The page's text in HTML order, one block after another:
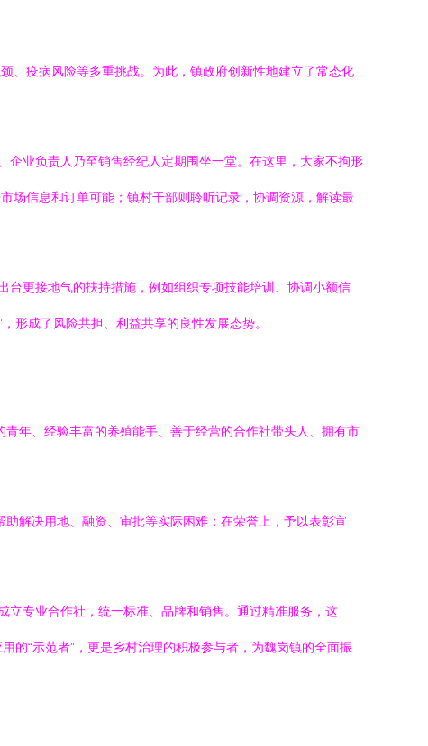
、疫病风险等多重挑战。为此，镇政府创新性地建立了常态化
企业负责人乃至销售经纪人定期围坐一堂。在这里，大家不拘形
场信息和订单可能；镇村干部则聆听记录，协调资源，解读最
台更接地气的扶持措施，例如组织专项技能培训、协调小额信
形成了风险共担、利益共享的良性发展态势。
年、经验丰富的养殖能手、善于经营的合作社带头人、拥有市
解决用地、融资、审批等实际困难；在荣誉上，予以表彰宣
立专业合作社，统一标准、品牌和销售。通过精准服务，这
的“示范者”，更是乡村治理的积极参与者，为魏岗镇的全面振